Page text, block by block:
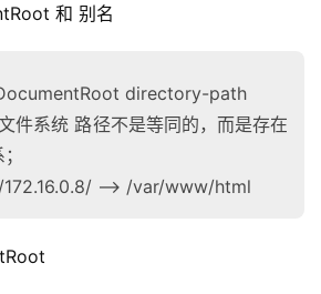
和 别名
directory-path
件系统 路径不是等同的，而是存在
–> /var/www/html